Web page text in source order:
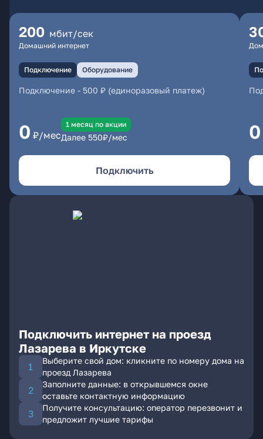
200 мбит/сек
Домашний интернет
Подключение Оборудование
Подключение - 500 ₽ (единоразовый платеж)
0 ₽/мес
1 месяц по акции
Далее 550₽/мес
Подключить
0
Подключить интернет на проезд
Лазарева в Иркутске
Выберите свой дом: кликните по номеру дома на
проезд Лазарева
Заполните данные: в открывшемся окне
оставьте контактную информацию
Получите консультацию: оператор перезвонит и
предложит лучшие тарифы